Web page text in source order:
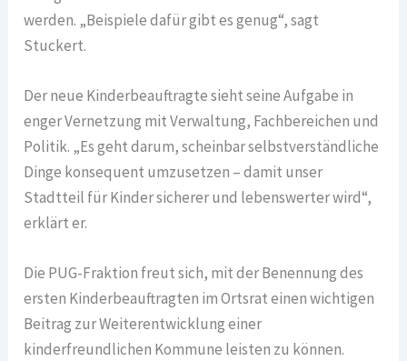
werden. „Beispiele dafür gibt es genug“, sagt
Stuckert.
Der neue Kinderbeauftragte sieht seine Aufgabe in
enger Vernetzung mit Verwaltung, Fachbereichen und
Politik. „Es geht darum, scheinbar selbstverständliche
Dinge konsequent umzusetzen – damit unser
Stadtteil für Kinder sicherer und lebenswerter wird“,
erklärt er.
Die PUG-Fraktion freut sich, mit der Benennung des
ersten Kinderbeauftragten im Ortsrat einen wichtigen
Beitrag zur Weiterentwicklung einer
kinderfreundlichen Kommune leisten zu können.